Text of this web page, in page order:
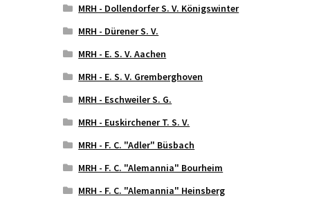
MRH - Dollendorfer S. V. Königswinter
MRH - Dürener S. V.
MRH - E. S. V. Aachen
MRH - E. S. V. Gremberghoven
MRH - Eschweiler S. G.
MRH - Euskirchener T. S. V.
MRH - F. C. "Adler" Büsbach
MRH - F. C. "Alemannia" Bourheim
MRH - F. C. "Alemannia" Heinsberg